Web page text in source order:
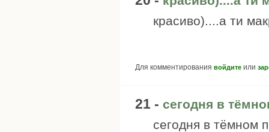
красиво)....а ти
Для комментирования войдите или
21 - сегодня в
сегодня в тёмном